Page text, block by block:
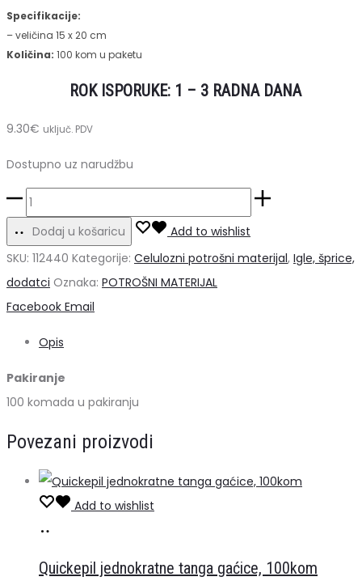
Specifikacije:
– veličina 15 x 20 cm
Količina: 100 kom u paketu
ROK ISPORUKE: 1 – 3 RADNA DANA
9.30€ uključ. PDV
Dostupno uz narudžbu
Jednokratne
kirurške
perforirane
količina
Dodaj u košaricu
Add to wishlist
SKU: 112440 Kategorije: Celulozni potrošni materijal, Igle, šprice,
dodatci Oznaka: POTROŠNI MATERIJAL
Share
Facebook Email
Opis
Pakiranje
100 komada u pakiranju
Povezani proizvodi
Add to wishlist
košaricu
Quickepil jednokratne tanga gaćice, 100kom